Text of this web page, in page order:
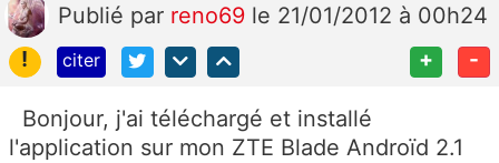
Publié par reno69 le 21/01/2012 à 00h24
!
citer + -
Bonjour, j'ai téléchargé et installé
l'application sur mon ZTE Blade Androïd 2.1